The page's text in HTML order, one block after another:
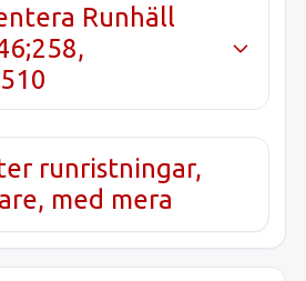
Runhäll
runristningar,
med mera